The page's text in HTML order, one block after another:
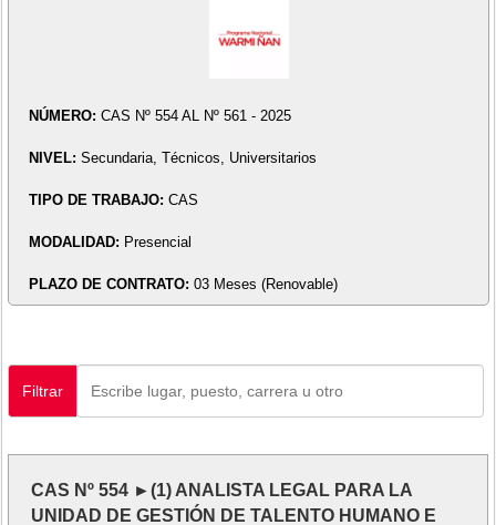
NÚMERO: CAS Nº 554 AL Nº 561 - 2025
NIVEL: Secundaria, Técnicos, Universitarios
TIPO DE TRABAJO: CAS
MODALIDAD: Presencial
PLAZO DE CONTRATO: 03 Meses (Renovable)
Filtrar
CAS Nº 554 ►(1) ANALISTA LEGAL PARA LA
UNIDAD DE GESTIÓN DE TALENTO HUMANO E